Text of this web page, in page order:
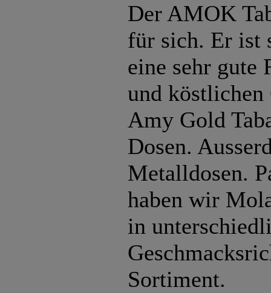
Der AMOK
für sich. Er ist
eine sehr gute
und köstlichen
Amy Gold
Dosen.
Metalldosen.
haben wir
in
Sortiment.